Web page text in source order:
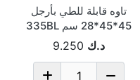
تاوه قابلة للطي بأرجل
45*45*28 سم 335BL
د.ك 9.250